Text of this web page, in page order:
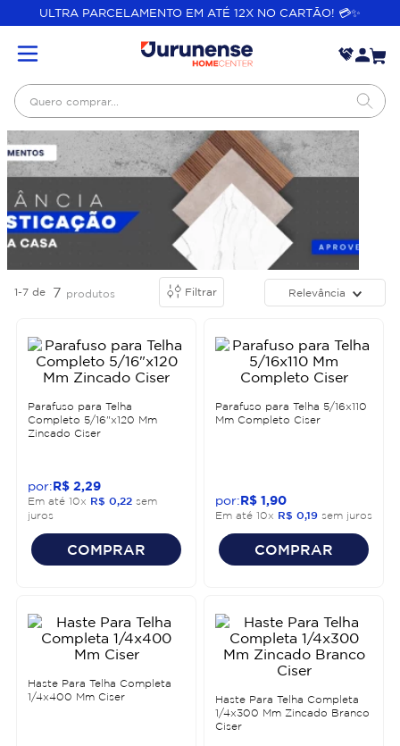
ULTRA PARCELAMENTO EM ATÉ 12X NO CARTÃO! 💳✨
Quero comprar...
1-7 de 7 produtos Filtrar Relevância
Parafuso para Telha
Completo 5/16"x120 Mm
Zincado Ciser
R$ 2 29
Em até 10x R$ 0 22 sem
juros
COMPRAR
Parafuso para Telha 5/16x110
Mm Completo Ciser
R$ 1 90
Em até 10x R$ 0 19 sem juros
COMPRAR
Haste Para Telha Completa
1/4x400 Mm Ciser
Haste Para Telha Completa
1/4x300 Mm Zincado Branco
Ciser